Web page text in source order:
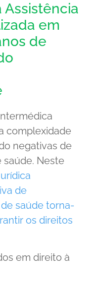
Assistência
em
de
complexidade
negativas de
Neste
de
saúde torna-
os direitos
em direito à